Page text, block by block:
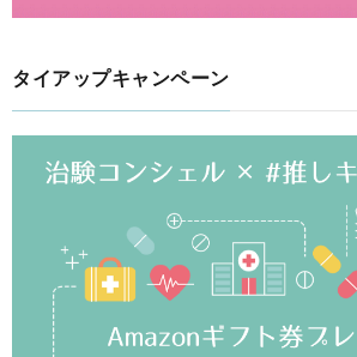
タイアップキャンペーン